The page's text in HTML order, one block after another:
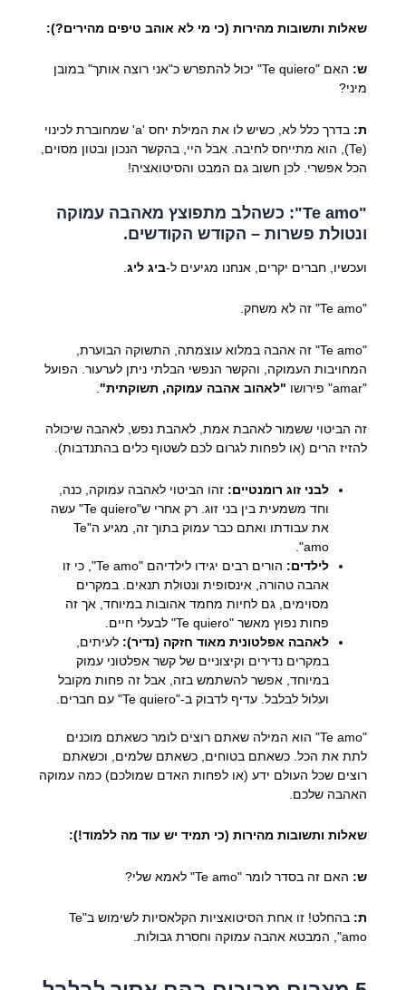
שאלות ותשובות מהירות (כי מי לא אוהב טיפים מהירים?):
ש:
האם "Te quiero" יכול להתפרש כ"אני רוצה אותך" במובן
מיני?
ת:
בדרך כלל לא, כשיש לו את המילת יחס 'a' שמחוברת לכינוי
(Te), הוא מתייחס לחיבה. אבל היי, בהקשר הנכון ובטון מסוים,
הכל אפשרי. לכן חשוב גם המבט והסיטואציה!
"Te amo": כשהלב מתפוצץ מאהבה עמוקה
ונטולת פשרות – הקודש הקודשים.
ועכשיו, חברים יקרים, אנחנו מגיעים ל-ביג ליג.
"Te amo" זה לא משחק.
"Te amo" זה אהבה במלוא עוצמתה, התשוקה הבוערת,
המחויבות העמוקה, והקשר הנפשי הבלתי ניתן לערעור. הפועל
"amar" פירושו
"לאהוב אהבה עמוקה, תשוקתית"
זה הביטוי ששמור לאהבת אמת, לאהבת נפש, לאהבה שיכולה
להזיז הרים (או לפחות לגרום לכם לשטוף כלים בהתנדבות).
לבני זוג רומנטיים: זהו הביטוי לאהבה עמוקה, כנה,
וחד משמעית בין בני זוג. רק אחרי ש"Te quiero" עשה
את עבודתו ואתם כבר עמוק בתוך זה, מגיע ה"Te
amo".
לילדים:
הורים רבים יגידו לילדיהם "Te amo", כי זו
אהבה טהורה, אינסופית ונטולת תנאים. במקרים
מסוימים, גם לחיות מחמד אהובות במיוחד, אך זה
פחות נפוץ מאשר "Te quiero" לבעלי חיים.
לאהבה אפלטונית מאוד חזקה (נדיר): לעיתים,
במקרים נדירים וקיצוניים של קשר אפלטוני עמוק
במיוחד, אפשר להשתמש בזה, אבל זה פחות מקובל
ועלול לבלבל. עדיף לדבוק ב-"Te quiero" עם חברים.
"Te amo" הוא המילה שאתם רוצים לומר כשאתם מוכנים
לתת את הכל. כשאתם בטוחים, כשאתם שלמים, וכשאתם
רוצים שכל העולם ידע (או לפחות האדם שמולכם) כמה עמוקה
האהבה שלכם.
שאלות ותשובות מהירות (כי תמיד יש עוד מה ללמוד!):
ש: האם זה בסדר לומר "Te amo" לאמא שלי?
ת:
בהחלט! זו אחת הסיטואציות הקלאסיות לשימוש ב"Te
amo", המבטא אהבה עמוקה וחסרת גבולות.